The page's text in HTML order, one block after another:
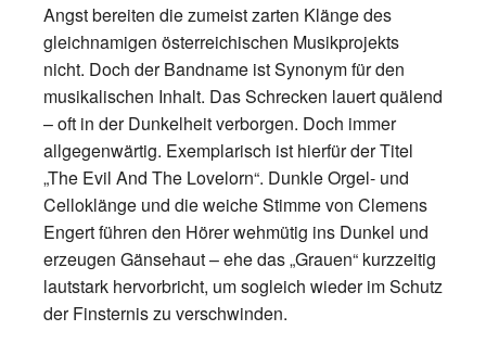
Angst bereiten die zumeist zarten Klänge des
gleichnamigen österreichischen Musikprojekts
nicht. Doch der Bandname ist Synonym für den
musikalischen Inhalt. Das Schrecken lauert quälend
– oft in der Dunkelheit verborgen. Doch immer
allgegenwärtig. Exemplarisch ist hierfür der Titel
„The Evil And The Lovelorn“. Dunkle Orgel- und
Celloklänge und die weiche Stimme von Clemens
Engert führen den Hörer wehmütig ins Dunkel und
erzeugen Gänsehaut – ehe das „Grauen“ kurzzeitig
lautstark hervorbricht, um sogleich wieder im Schutz
der Finsternis zu verschwinden.